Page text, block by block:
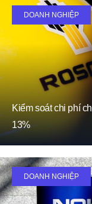
DOANH NGHIỆP
Kiểm soát chi phí
13%
DOANH NGHIỆP